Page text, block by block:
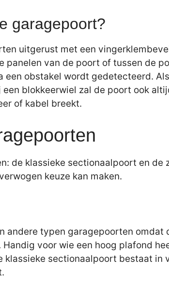
garagepoort?
uitgerust met een
panelen van de poort of tussen de
obstakel wordt gedetecteerd.
blokkeerwiel zal de poort ook
of kabel breekt.
de klassieke sectionaalpoort en
keuze kan maken.
andere typen garagepoorten omdat
Handig voor wie een hoog plafond
klassieke sectionaalpoort bestaat in